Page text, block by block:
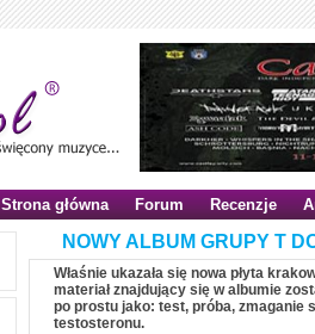
Strona główna Forum Recenzje
NOWY ALBUM GRUPY T
Właśnie ukazała się nowa płyta
materiał znajdujący się w albumie
po prostu jako: test, próba, zmaganie
testosteronu.